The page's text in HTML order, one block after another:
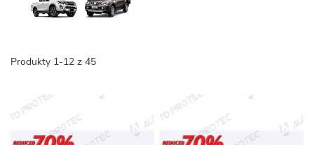
Produkty 1-12 z 45